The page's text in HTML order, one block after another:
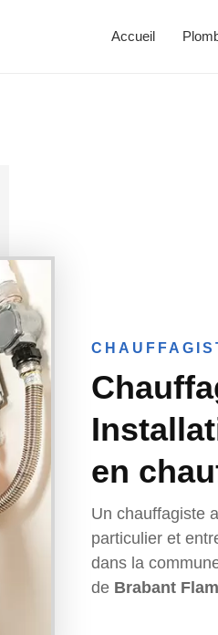
Accueil
en
Un chauffagiste
particulier et
dans la
de Brabant